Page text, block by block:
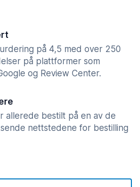
på 4,5 med over 250
på plattformer som
og Review Center.
allerede bestilt på en av de
nettstedene for bestilling